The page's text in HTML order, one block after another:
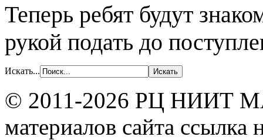
Теперь ребят будут
рукой подать до
Искать...
© 2011-2026 РЦ НИИТ
материалов сайта ссылка